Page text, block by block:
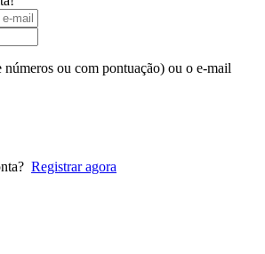
números ou com pontuação) ou o e-mail
Registrar agora